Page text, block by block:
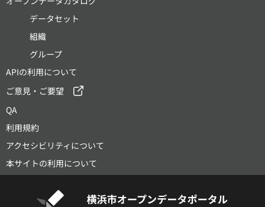
データセット
組織
グループ
APIの利用について
ご意見・ご要望
QA
利用規約
アクセシビリティについて
本サイトの利用について